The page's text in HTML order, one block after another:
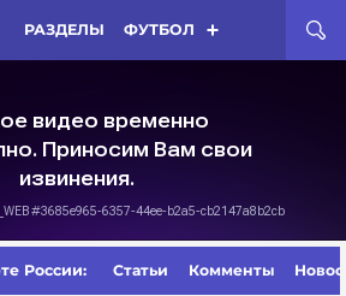
РАЗДЕЛЫ ФУТБОЛ
России: Статьи Комменты